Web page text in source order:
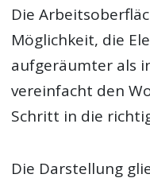
Die
Möglichkeit, die
aufgeräumter als
vereinfacht den
Schritt in die
Die Darstellung